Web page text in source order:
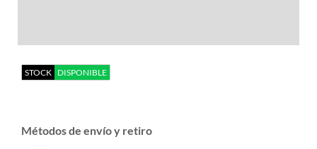
STOCK DISPONIBLE
Métodos de envío y retiro